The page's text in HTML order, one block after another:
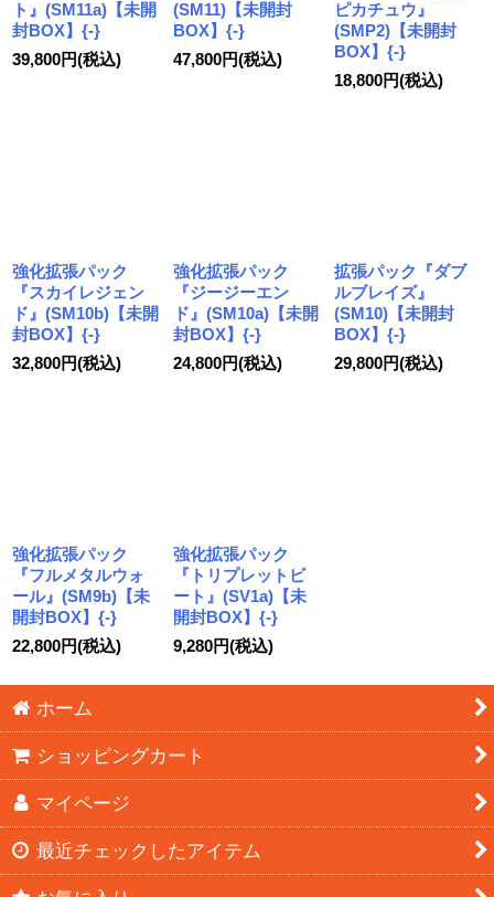
ト』(SM11a)【未開
封BOX】{-}
39,800円(税込)
(SM11)【未開封
BOX】{-}
47,800円(税込)
ピカチュウ』
(SMP2)【未開封
BOX】{-}
18,800円(税込)
強化拡張パック
『スカイレジェン
ド』(SM10b)【未開
封BOX】{-}
32,800円(税込)
強化拡張パック
『ジージーエン
ド』(SM10a)【未開
封BOX】{-}
24,800円(税込)
拡張パック『ダブ
ルブレイズ』
(SM10)【未開封
BOX】{-}
29,800円(税込)
強化拡張パック
『フルメタルウォ
ール』(SM9b)【未
開封BOX】{-}
22,800円(税込)
強化拡張パック
『トリプレットビ
ート』(SV1a)【未
開封BOX】{-}
9,280円(税込)
ホーム
ショッピングカート
マイページ
最近チェックしたアイテム